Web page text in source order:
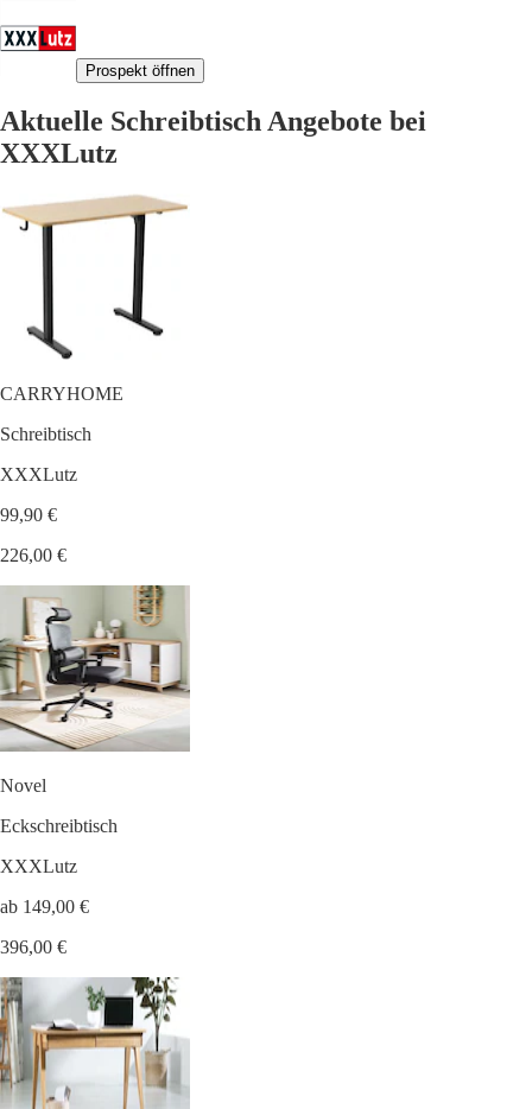
Prospekt öffnen
Aktuelle Schreibtisch Angebote bei
XXXLutz
CARRYHOME
Schreibtisch
XXXLutz
99,90 €
226,00 €
Novel
Eckschreibtisch
XXXLutz
ab 149,00 €
396,00 €